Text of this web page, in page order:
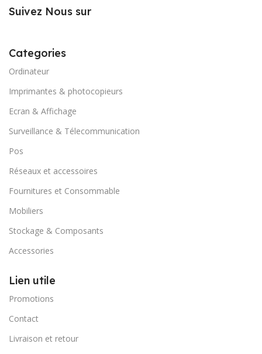
Suivez Nous sur
Categories
Ordinateur
Imprimantes & photocopieurs
Ecran & Affichage
Surveillance & Télecommunication
Pos
Réseaux et accessoires
Fournitures et Consommable
Mobiliers
Stockage & Composants
Accessories
Lien utile
Promotions
Contact
Livraison et retour